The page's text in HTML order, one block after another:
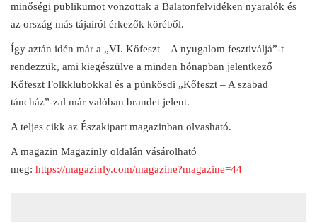
minőségi publikumot vonzottak a Balatonfelvidéken nyaralók és
az ország más tájairól érkezők köréből.
Így aztán idén már a „VI. Kőfeszt – A nyugalom fesztiváljá”-t
rendezzük, ami kiegészülve a minden hónapban jelentkező
Kőfeszt Folkklubokkal és a pünkösdi „Kőfeszt – A szabad
táncház”-zal már valóban brandet jelent.
A teljes cikk az Északipart magazinban olvasható.
A magazin Magazinly oldalán vásárolható
meg: https://magazinly.com/magazine?magazine=44